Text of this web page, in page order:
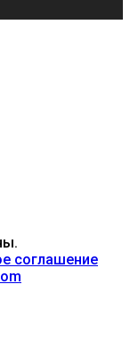
соглашение